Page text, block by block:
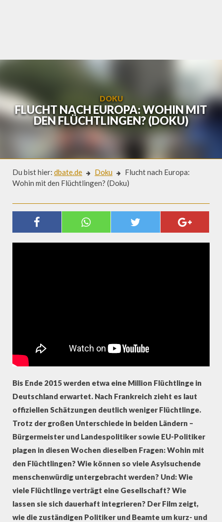
DOKU
FLUCHT NACH EUROPA: WOHIN MIT
DEN FLÜCHTLINGEN? (DOKU)
Du bist hier: dbate.de Doku
Flucht nach Europa:
Wohin mit den Flüchtlingen? (Doku)
FLUCHT NACH EUROPA: WOHIN
MIT DEN FLÜCHTLINGEN? (DOKU)
Bis Ende 2015 werden etwa eine Million Flüchtlinge in
Deutschland erwartet. Nach Frankreich zieht es laut
offiziellen Schätzungen deutlich weniger Flüchtlinge.
Trotz der großen Unterschiede in beiden Ländern –
Bürgermeister und Landespolitiker sowie EU-Politiker
plagen in diesen Wochen dieselben Fragen: Wohin mit
den Flüchtlingen? Wie können so viele Asylsuchende
menschenwürdig untergebracht werden? Und: Wie
viele Flüchtlinge verträgt eine Gesellschaft? Wie
lassen sie sich dauerhaft integrieren? Der Film zeigt,
wie die zuständigen Politiker und Beamte um kurz- und